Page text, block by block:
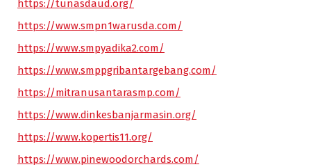
https://tunasdaud.org/
https://www.smpn1warusda.com/
https://www.smpyadika2.com/
https://www.smppgribantargebang.com/
https://mitranusantarasmp.com/
https://www.dinkesbanjarmasin.org/
https://www.kopertis11.org/
https://www.pinewoodorchards.com/